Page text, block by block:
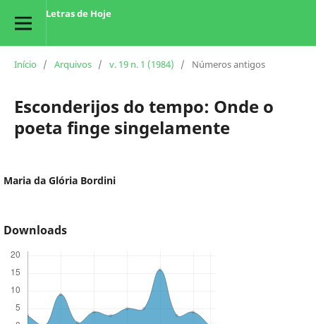
Letras de Hoje
Início / Arquivos / v. 19 n. 1 (1984) / Números antigos
Esconderijos do tempo: Onde o
poeta finge singelamente
Maria da Glória Bordini
Downloads